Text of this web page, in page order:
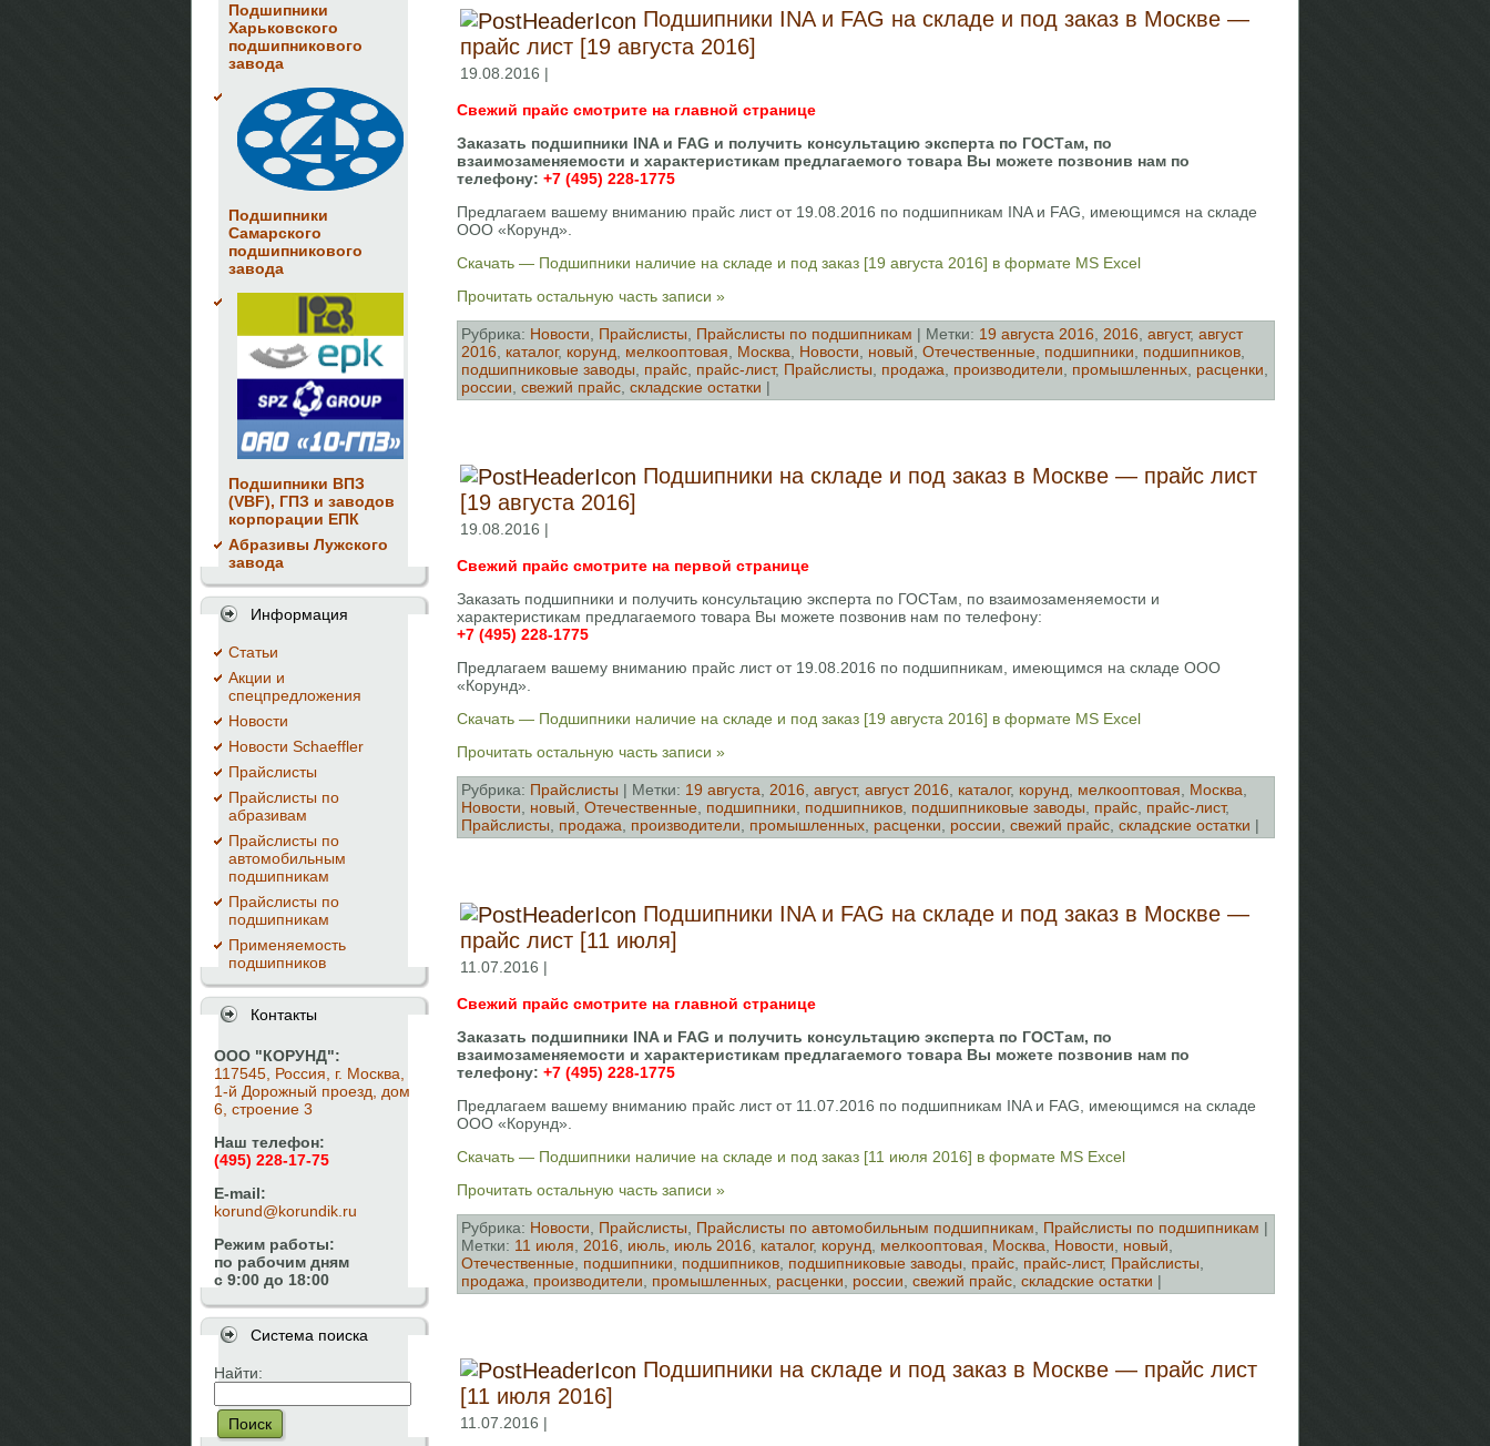
Подшипники
Харьковского
подшипникового
завода
Подшипники
Самарского
подшипникового
завода
Подшипники ВПЗ
(VBF), ГПЗ и заводов
корпорации ЕПК
Абразивы Лужского
завода
Информация
Cтатьи
Акции и
спецпредложения
Новости
Новости Schaeffler
Прайслисты
Прайслисты по
абразивам
Прайслисты по
автомобильным
подшипникам
Прайслисты по
подшипникам
Применяемость
подшипников
Контакты
ООО "КОРУНД":
117545, Россия, г. Москва,
1-й Дорожный проезд, дом
6, строение 3
Наш телефон:
(495) 228-17-75
E-mail:
korund@korundik.ru
Режим работы:
по рабочим дням
с 9:00 до 18:00
Система поиска
Найти:
Поиск
Подшипники INA и FAG на складе и под заказ в Москве —
прайс лист [19 августа 2016]
19.08.2016 |
Свежий прайс смотрите на главной странице
Заказать подшипники INA и FAG и получить консультацию эксперта по ГОСТам, по
взаимозаменяемости и характеристикам предлагаемого товара Вы можете позвонив нам по
телефону: +7 (495) 228-1775
Предлагаем вашему вниманию прайс лист от 19.08.2016 по подшипникам INA и FAG, имеющимся на складе
ООО «Корунд».
Скачать — Подшипники наличие на складе и под заказ [19 августа 2016] в формате MS Excel
Прочитать остальную часть записи »
Рубрика: Новости Прайслисты Прайслисты по подшипникам | Метки: 19 августа 2016 2016 август, август
2016
каталог, корунд мелкооптовая Москва Новости новый Отечественные подшипники подшипников
подшипниковые заводы
прайс прайс-лист, Прайслисты продажа производители промышленных расценки
россии свежий прайс складские остатки |
Подшипники на складе и под заказ в Москве — прайс лист
[19 августа 2016]
19.08.2016 |
Свежий прайс смотрите на первой странице
Заказать подшипники и получить консультацию эксперта по ГОСТам, по взаимозаменяемости и
характеристикам предлагаемого товара Вы можете позвонив нам по телефону:
+7 (495) 228-1775
Предлагаем вашему вниманию прайс лист от 19.08.2016 по подшипникам, имеющимся на складе ООО
«Корунд».
Скачать — Подшипники наличие на складе и под заказ [19 августа 2016] в формате MS Excel
Прочитать остальную часть записи »
Рубрика: Прайслисты | Метки: 19 августа 2016 август, август 2016 каталог, корунд мелкооптовая Москва
Новости
новый Отечественные подшипники подшипников подшипниковые заводы прайс прайс-лист,
Прайслисты
продажа производители промышленных расценки россии свежий прайс складские остатки |
Подшипники INA и FAG на складе и под заказ в Москве —
прайс лист [11 июля]
11.07.2016 |
Свежий прайс смотрите на главной странице
Заказать подшипники INA и FAG и получить консультацию эксперта по ГОСТам, по
взаимозаменяемости и характеристикам предлагаемого товара Вы можете позвонив нам по
телефону: +7 (495) 228-1775
Предлагаем вашему вниманию прайс лист от 11.07.2016 по подшипникам INA и FAG, имеющимся на складе
ООО «Корунд».
Скачать — Подшипники наличие на складе и под заказ [11 июля 2016] в формате MS Excel
Прочитать остальную часть записи »
Рубрика: Новости Прайслисты Прайслисты по автомобильным подшипникам Прайслисты по подшипникам |
Метки: 11 июля 2016 июль июль 2016 каталог, корунд мелкооптовая Москва Новости новый
Отечественные подшипники подшипников подшипниковые заводы прайс прайс-лист, Прайслисты
продажа
производители промышленных расценки россии свежий прайс складские остатки |
Подшипники на складе и под заказ в Москве — прайс лист
[11 июля 2016]
11.07.2016 |